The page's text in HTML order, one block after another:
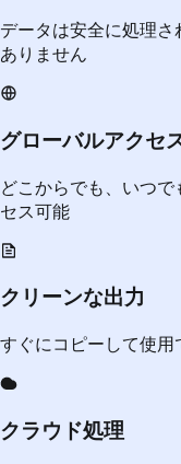
データは安全に処理
ありません
グローバルアクセ
どこからでも、いつ
セス可能
クリーンな出力
すぐにコピーして使
クラウド処理